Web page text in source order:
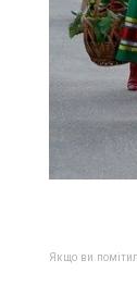
Якщо ви